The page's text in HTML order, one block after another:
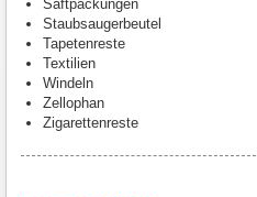
Saftpackungen
Staubsaugerbeutel
Tapetenreste
Textilien
Windeln
Zellophan
Zigarettenreste